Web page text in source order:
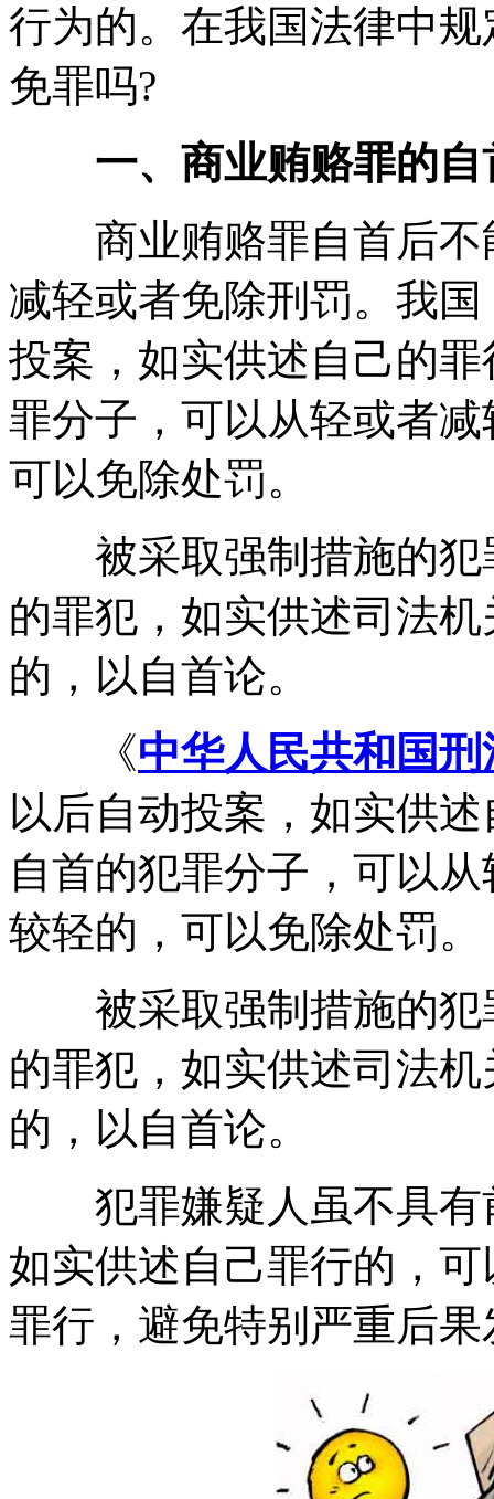
行为的。在我国法律中
免罪吗?
一、商业贿赂罪的
商业贿赂罪自首后不
减轻或者免除刑罚。我
投案，如实供述自己的
罪分子，可以从轻或者
可以免除处罚。
被采取强制措施的犯
的罪犯，如实供述司法
的，以自首论。
《中华人民共和国刑
以后自动投案，如实供
自首的犯罪分子，可以
较轻的，可以免除处罚。
被采取强制措施的犯
的罪犯，如实供述司法
的，以自首论。
犯罪嫌疑人虽不具有
如实供述自己罪行的，
罪行，避免特别严重后